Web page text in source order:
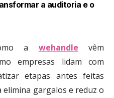
a auditoria e o
a wehandle vêm
empresas lidam com
etapas antes feitas
gargalos e reduz o